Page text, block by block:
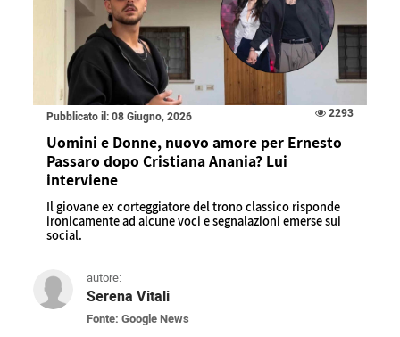
Pubblicato il: 08 Giugno, 2026 2293
Uomini e Donne, nuovo amore per Ernesto
Passaro dopo Cristiana Anania? Lui
interviene
Il giovane ex corteggiatore del trono classico risponde
ironicamente ad alcune voci e segnalazioni emerse sui
social.
autore:
Serena Vitali
Fonte: Google News